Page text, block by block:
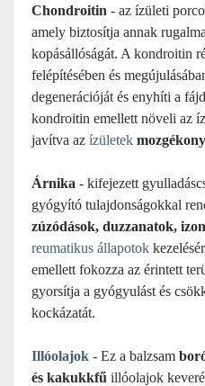
Chondroitin - az ízületi
amely biztosítja annak
kopásállóságát. A kondroitin
felépítésében és
degenerációját és enyhíti a
kondroitin emellett növeli az
javítva az ízületek
Árnika - kifejezett
gyógyító tulajdonságokkal
zúzódások, duzzanatok,
reumatikus állapotok
emellett fokozza az érintett
gyorsítja a gyógyulást és
kockázatát.
Illóolajok - Ez a balzsam
és kakukkfű illóolajok